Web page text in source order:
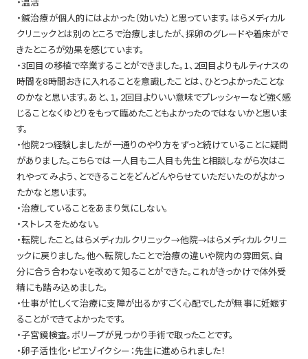
・鍼治療が個人的にはよかった（効いた）と思っています。はらメディカル
クリニックとは別のところで治療しましたが、採卵のグレードや着床がで
きたところが効果を感じています。
・3回目の移植で卒業することができました。1、2回目よりもルティナスの
時間を8時間おきに入れることを意識したことは、ひとつよかったことな
のかなと思います。あと、1，2回目よりいい意味でプレッシャーなど強く感
じることなくゆとりをもって臨めたこともよかったのではないかと思いま
す。
・他院2つ経験しましたが一通りのやり方をずっと続けていることに疑問
がありました。こちらでは一人目も二人目も先生と相談しながら次はこ
れやってみよう、とできることをどんどんやらせていただいたのがよかっ
たかなと思います。
・治療していることをあまり気にしない。
・ストレスをためない。
・転院したこと。はらメディカルクリニック→他院→はらメディカルクリニ
ックに戻りました。他へ転院したことで治療の違いや院内の雰囲気、自
分に合う合わないを改めて知ることができた。これがきっかけで体外受
精にも踏み込めました。
・仕事が忙しくて治療に支障が出るかすごく心配でしたが無事に妊娠す
ることができてよかったです。
・子宮鏡検査。ポリープが見つかり手術で取ったことです。
・卵子活性化・ピエゾイクシー：先生に進められました！